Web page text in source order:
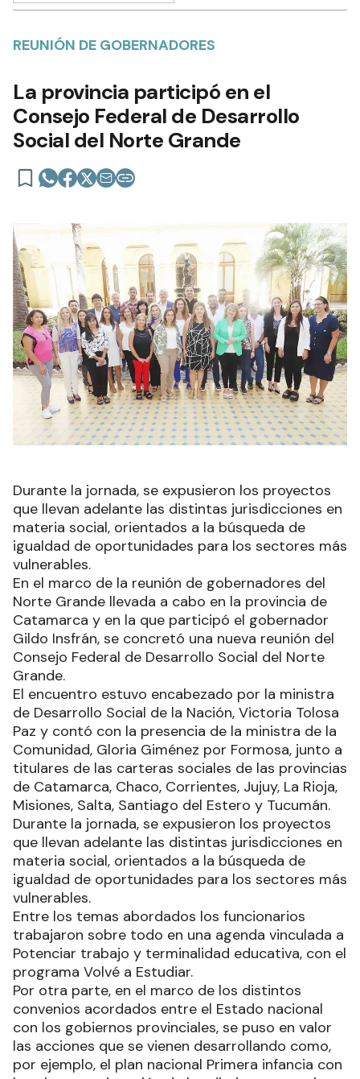
REUNIÓN DE GOBERNADORES
La provincia participó en el
Consejo Federal de Desarrollo
Social del Norte Grande
Durante la jornada, se expusieron los proyectos
que llevan adelante las distintas jurisdicciones en
materia social, orientados a la búsqueda de
igualdad de oportunidades para los sectores más
vulnerables.
En el marco de la reunión de gobernadores del
Norte Grande llevada a cabo en la provincia de
Catamarca y en la que participó el gobernador
Gildo Insfrán, se concretó una nueva reunión del
Consejo Federal de Desarrollo Social del Norte
Grande.
El encuentro estuvo encabezado por la ministra
de Desarrollo Social de la Nación, Victoria Tolosa
Paz y contó con la presencia de la ministra de la
Comunidad, Gloria Giménez por Formosa, junto a
titulares de las carteras sociales de las provincias
de Catamarca, Chaco, Corrientes, Jujuy, La Rioja,
Misiones, Salta, Santiago del Estero y Tucumán.
Durante la jornada, se expusieron los proyectos
que llevan adelante las distintas jurisdicciones en
materia social, orientados a la búsqueda de
igualdad de oportunidades para los sectores más
vulnerables.
Entre los temas abordados los funcionarios
trabajaron sobre todo en una agenda vinculada a
Potenciar trabajo y terminalidad educativa, con el
programa Volvé a Estudiar.
Por otra parte, en el marco de los distintos
convenios acordados entre el Estado nacional
con los gobiernos provinciales, se puso en valor
las acciones que se vienen desarrollando como,
por ejemplo, el plan nacional Primera infancia con